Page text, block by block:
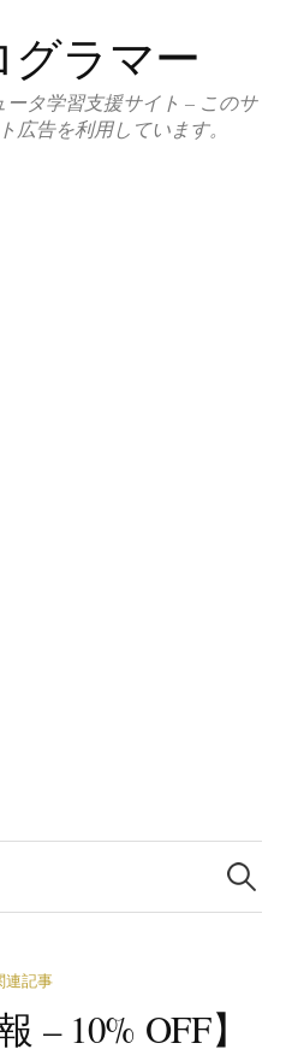
ラマー
タ学習支援サイト – このサ
広告を利用しています。
検
索:
連記事
– 10% OFF】